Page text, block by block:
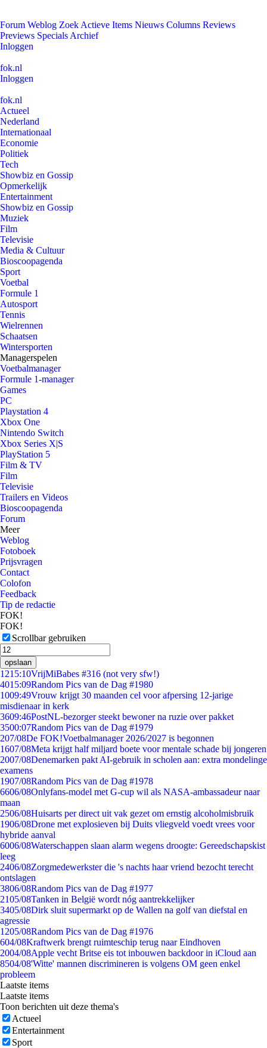
Forum Weblog Zoek Actieve Items Nieuws Columns Reviews
Previews Specials Archief
Inloggen
fok.nl
Inloggen
fok.nl
Actueel
Nederland
Internationaal
Economie
Politiek
Tech
Showbiz en Gossip
Opmerkelijk
Entertainment
Showbiz en Gossip
Muziek
Film
Televisie
Media & Cultuur
Bioscoopagenda
Sport
Voetbal
Formule 1
Autosport
Tennis
Wielrennen
Schaatsen
Wintersporten
Managerspelen
Voetbalmanager
Formule 1-manager
Games
PC
Playstation 4
Xbox One
Nintendo Switch
Xbox Series X|S
PlayStation 5
Film & TV
Film
Televisie
Trailers en Videos
Bioscoopagenda
Forum
Meer
Weblog
Fotoboek
Prijsvragen
Contact
Colofon
Feedback
Tip de redactie
FOK!
FOK!
Scrollbar gebruiken
opslaan
1215:10VrijMiBabes #316 (not very sfw!)
4015:09Random Pics van de Dag #1980
1009:49Vrouw krijgt 30 maanden cel voor afpersing 12-jarige
misdienaar in kerk
3609:46PostNL-bezorger steekt bewoner na ruzie over pakket
3500:07Random Pics van de Dag #1979
207/08De FOK!Voetbalmanager 2026/2027 is begonnen
1607/08Meta krijgt half miljard boete voor mentale schade bij jongeren
2007/08Denemarken pakt AI-gebruik in scholen aan: extra mondelinge
examens
1907/08Random Pics van de Dag #1978
6606/08Onlyfans-model met G-cup wil als NASA-ambassadeur naar
maan
2506/08Huisarts per direct uit vak gezet om ernstig alcoholmisbruik
1906/08Drone met explosieven bij Duits vliegveld voedt vrees voor
hybride aanval
6006/08Waterschappen slaan alarm wegens droogte: Gereedschapskist
leeg
2406/08Zorgmedewerkster die 's nachts haar vriend bezocht terecht
ontslagen
3806/08Random Pics van de Dag #1977
2105/08Tanken in België wordt nóg aantrekkelijker
3405/08Dirk sluit supermarkt op de Wallen na golf van diefstal en
agressie
1205/08Random Pics van de Dag #1976
604/08Kraftwerk brengt ruimteschip terug naar Eindhoven
2004/08Apple vecht Britse eis tot inbouwen backdoor in iCloud aan
8504/08'Witte' mannen discrimineren is volgens OM geen enkel
probleem
Laatste items
Laatste items
Toon berichten uit deze thema's
Actueel
Entertainment
Sport